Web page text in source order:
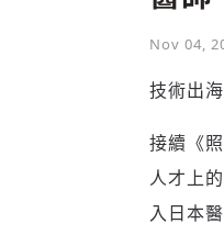
Nov 04,
技術出
接續《
人才上
入日本